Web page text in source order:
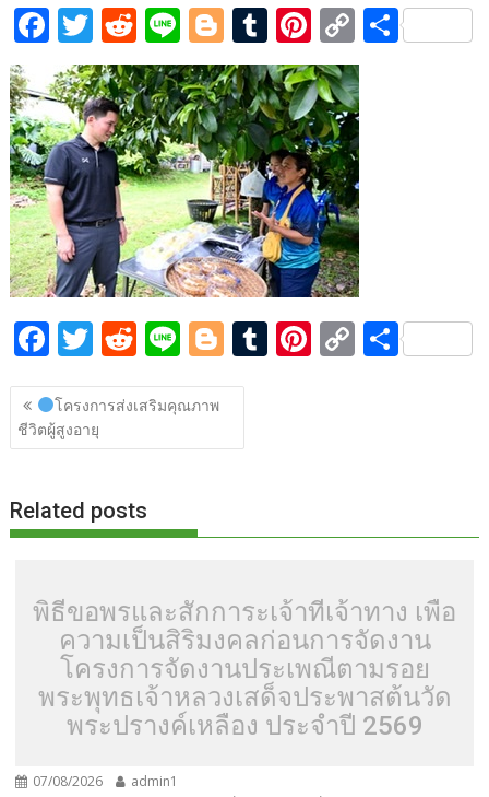
F
ac
e
b
o
o
k
T
w
itt
er
R
e
d
di
t
Li
n
e
Bl
o
g
g
er
T
u
m
bl
r
Pi
nt
er
e
st
C
o
p
y
Li
n
k
S
F
ac
e
b
o
k
T
w
itt
er
R
e
d
di
Li
n
e
Bl
o
g
T Pi C
k
S
แนะแนว
เรื่อง
โครงการส่งเสริมคุณภาพ
ชีวิตผู้สูงอายุ
Related posts
พิธีขอพรและสักการะเจ้าที่เจ้าทาง เพื่อ
ความเป็นสิริมงคลก่อนการจัดงาน
โครงการจัดงานประเพณีตามรอย
พระพุทธเจ้าหลวงเสด็จประพาสต้นวัด
พระปรางค์เหลือง ประจำปี 2569
07/08/2026 admin1